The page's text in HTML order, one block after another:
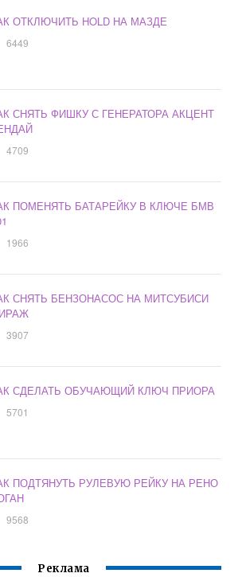
ОТКЛЮЧИТЬ HOLD НА МАЗДЕ
6449
СНЯТЬ ФИШКУ С ГЕНЕРАТОРА АКЦЕНТ
4709
ПОМЕНЯТЬ БАТАРЕЙКУ В КЛЮЧЕ БМВ
1966
СНЯТЬ БЕНЗОНАСОС НА МИТСУБИСИ
3907
СДЕЛАТЬ ОБУЧАЮЩИЙ КЛЮЧ ПРИОРА
5701
ПОДТЯНУТЬ РУЛЕВУЮ РЕЙКУ НА РЕНО
9568
Реклама